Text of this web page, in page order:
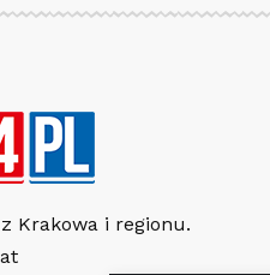
Krakowa i regionu.